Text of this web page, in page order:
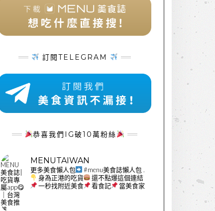
訂閱TELEGRAM
恭喜我們IG破10萬粉絲
MENUTAIWAN
更多美食懶人包 #menu美食誌懶人包 .
身為正港的吃貨
還不點爆這個連結
一秒找附近美食
看食記 當美食家